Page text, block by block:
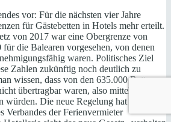
vor: Für die nächsten vier Jahre
für Gästebetten in Hotels mehr erteilt.
von 2017 war eine Obergrenze von
die Balearen vorgesehen, von denen
waren. Politisches Ziel
Zahlen zukünftig noch deutlich zu
wissen, dass von den 635.000 Betten-
übertragbar waren, also mittelfristig eh
Die neue Regelung hat zu
Verbandes der Ferienvermieter